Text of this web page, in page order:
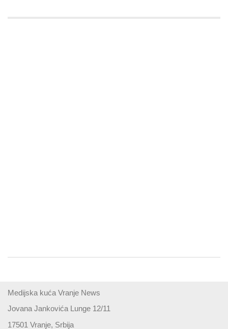
Medijska kuća Vranje News
Jovana Jankovića Lunge 12/11
17501 Vranje, Srbija